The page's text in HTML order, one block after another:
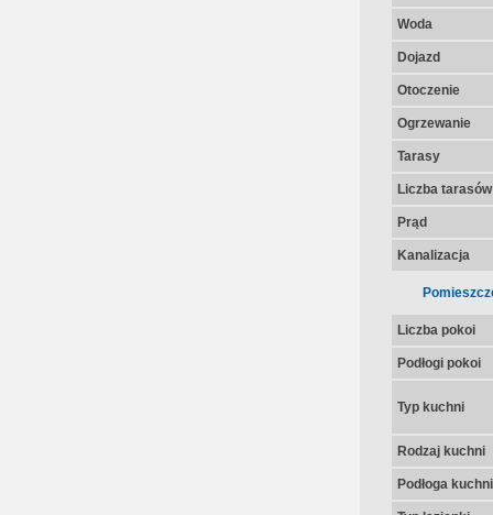
Woda
Dojazd
Otoczenie
Ogrzewanie
Tarasy
Liczba tarasów
Prąd
Kanalizacja
Liczba pokoi
Podłogi pokoi
Typ kuchni
Rodzaj kuchni
Podłoga kuchni